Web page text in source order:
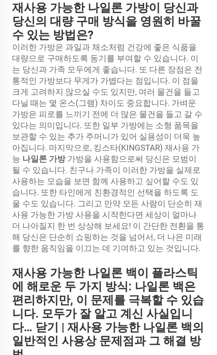
재사용 가능한 나일론 가방이 당신과
당신의 대량 구매 방식을 영원히 바꿀
수 있는 방법은?
이러한 가방은 과일과 채소처럼 건강에 좋은 식품을
대량으로 구매하도록 동기를 부여할 수 있습니다. 이
는 당신과 가족 모두에게 좋습니다. 또 다른 장점은 전
통적인 가방보다 무게가 가볍다는 점입니다. 이 점을
크게 고려하지 않으실 수도 있지만, 여러 물건을 들고
다닐 때는 몇 온스(그램) 차이도 중요합니다. 가벼운
가방은 피로를 느끼기 전에 더 많은 물건을 들고 갈 수
있다는 의미입니다. 또한 일부 가방에는 소형 품목을
보관할 수 있는 추가 주머니가 있어 실용성이 더욱 높
아집니다. 마지막으로, 킹스타(KINGSTAR) 재사용 가
능 나일론 가방 가방을 사용함으로써 당신은 모범이
될 수 있습니다. 친구나 가족이 이러한 가방을 실제로
사용하는 모습을 보면 함께 사용하고 싶어할 수도 있
습니다. 또한 타인에게 친환경적인 선택을 하도록 도
울 수도 있습니다. 그리고 만약 모든 사람이 단순히 재
사용 가능한 가방 사용을 시작한다면 세상이 얼마나
더 나아질지 한 번 상상해 보세요! 이 간단한 전환을 통
해 당신은 단순히 쇼핑하는 것을 넘어서, 더 나은 미래
를 향한 움직임을 이끄는 데 기여하고 있는 것입니다.
재사용 가능한 나일론 백이 플라스틱
에 해로운 두 가지 방식: 나일론 백은
편리하지만, 이 문제를 극복할 수 있습
니다. 모두가 잘 알고 계신 사실입니
다… 닫기 | 재사용 가능한 나일론 백의
일반적인 사용상 문제점과 그 해결 방